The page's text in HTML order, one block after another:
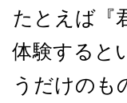
たとえば『
体験すると
うだけのも